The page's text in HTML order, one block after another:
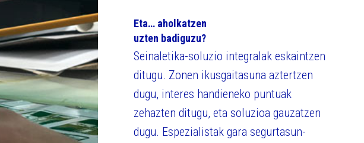
Eta… aholkatzen
uzten badiguzu?
Seinaletika-soluzio integralak eskaintzen
ditugu. Zonen ikusgaitasuna aztertzen
dugu, interes handieneko puntuak
zehazten ditugu, eta soluzioa gauzatzen
dugu. Espezialistak gara segurtasun-